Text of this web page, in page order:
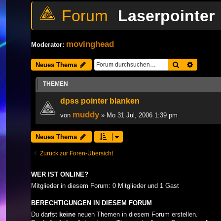
Laserpointer
Moderator: movinghead
Neues Thema Suche
THEMEN
dpss pointer blanken
von muddy» Mo 31 Jul, 2006 1:39 pm
Neues Thema
Zurück zur Foren-Übersicht
WER IST ONLINE?
Mitglieder in diesem Forum: 0 Mitglieder und 1 Gast
BERECHTIGUNGEN IN DIESEM FORUM
Du darfst keine neuen Themen in diesem Forum erstellen.